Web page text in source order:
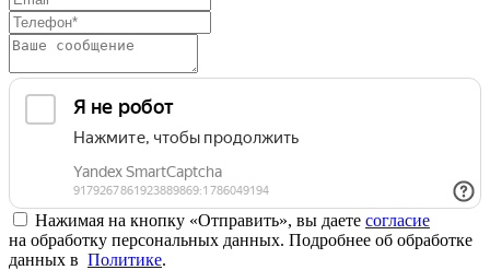
Нажимая на кнопку «Отправить», вы даете согласие
на обработку персональных данных. Подробнее об обработке
данных в Политике.